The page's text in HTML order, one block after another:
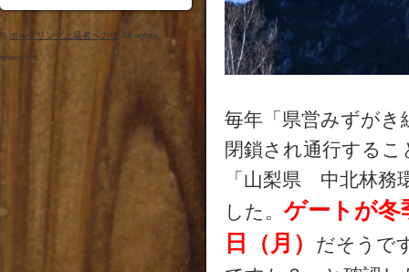
© ボルダリング上級者への道 All rights
reserved.
毎年「県営みずがき
閉鎖され通行する
「山梨県 中北林務
した。 ゲートが冬
日（月）
だそうで